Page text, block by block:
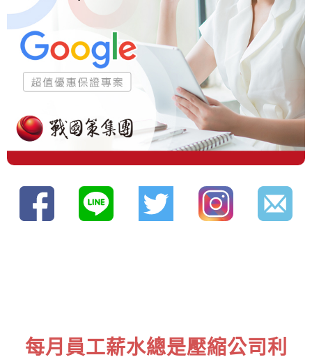
每月員工薪水總是壓縮公司利